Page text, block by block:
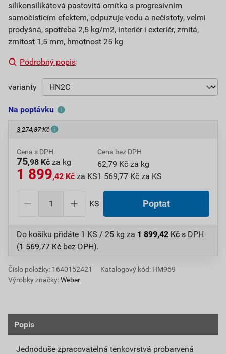
silikonsilikátová pastovitá omítka s progresivním
samočisticím efektem, odpuzuje vodu a nečistoty, velmi
prodyšná, spotřeba 2,5 kg/m2, interiér i exteriér, zrnitá,
zrnitost 1,5 mm, hmotnost 25 kg
Podrobný popis
varianty
Na poptávku
3 274,87 Kč
Cena s DPH
75,98 Kč za kg
1 899,42 Kč za KS
Cena bez DPH
62,79 Kč za kg
1 569,77 Kč za KS
KS Poptat
Do košíku přidáte 1 KS / 25 kg za 1 899,42 Kč s DPH
(1 569,77 Kč bez DPH).
Číslo položky: 1640152421
Katalogový kód: HM969
Výrobky značky:Weber
Popis
Jednoduše zpracovatelná tenkovrstvá probarvená